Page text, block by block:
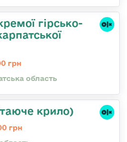
гірсько-
грн
область
крило)
грн